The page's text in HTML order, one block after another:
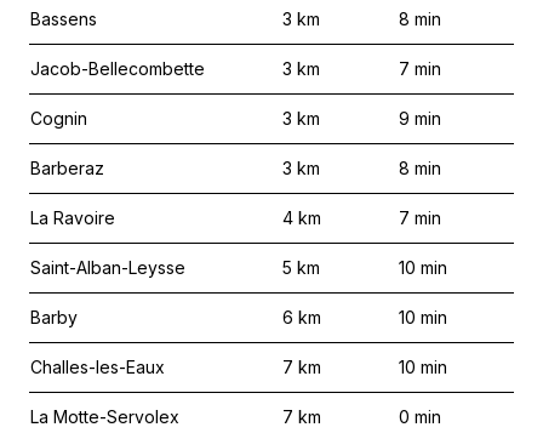
Bassens 3 km 8 min
Jacob-Bellecombette 3 km 7 min
Cognin 3 km 9 min
Barberaz 3 km 8 min
La Ravoire 4 km 7 min
Saint-Alban-Leysse 5 km 10 min
Barby 6 km 10 min
Challes-les-Eaux 7 km 10 min
La Motte-Servolex 7 km 0 min